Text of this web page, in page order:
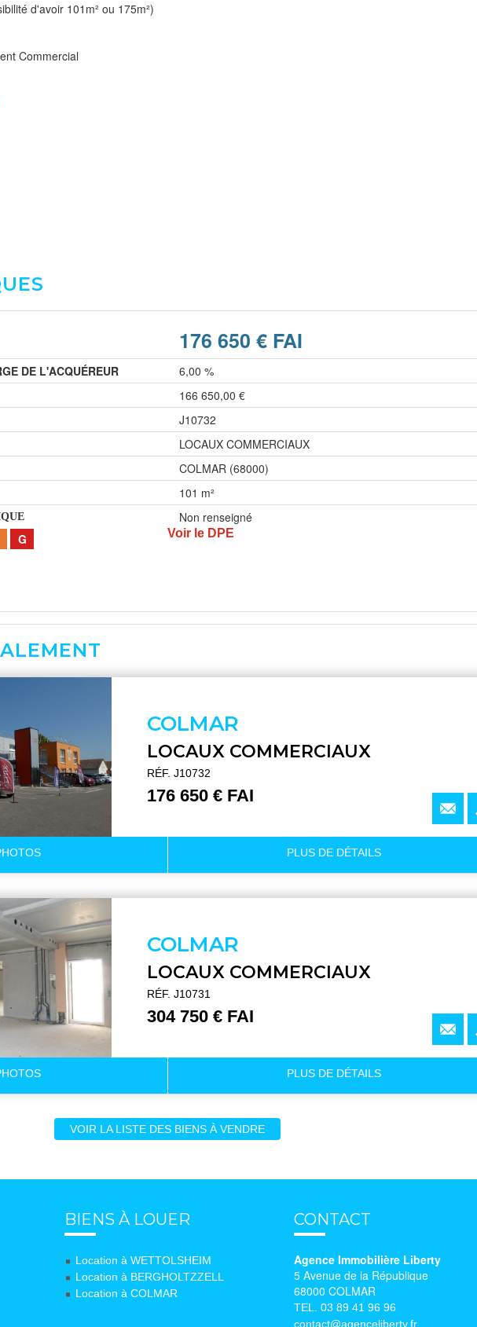
d'avoir 101m² ou 175m²)
Commercial
176 650 € FAI
DE L'ACQUÉREUR
6,00 %
166 650,00 €
J10732
LOCAUX COMMERCIAUX
COLMAR (68000)
101 m²
G
Non renseigné
Voir le DPE
COLMAR
LOCAUX COMMERCIAUX
RÉF. J10732
176 650 € FAI
PLUS DE DÉTAILS
COLMAR
LOCAUX COMMERCIAUX
RÉF. J10731
304 750 € FAI
PLUS DE DÉTAILS
VOIR LA LISTE DES BIENS À VENDRE
BIENS À LOUER
Location à WETTOLSHEIM
Location à BERGHOLTZZELL
Location à COLMAR
CONTACT
Agence Immobilière Liberty
5 Avenue de la République
68000 COLMAR
TEL. 03 89 41 96 96
contact@agenceliberty.fr